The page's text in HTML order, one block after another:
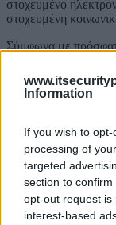
Information
If you wish to
processing of
targeted
section to
opt-out request is
interest-based
στοχευμένο
στοχευμένη
Σύμφωνα με
καθημερινά. Οι
λαμβάνουν επίσης
προϋπολογισμό για
παραπάνω
μέσω ηλεκτρονικού
αποτελούν
παγκοσμίως.